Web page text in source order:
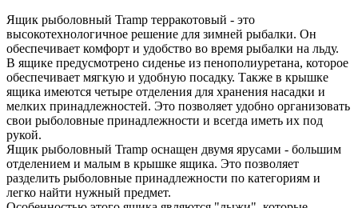
Ящик рыболовный Tramp терракотовый - это
высокотехнологичное решение для зимней рыбалки. Он
обеспечивает комфорт и удобство во время рыбалки на льду.
В ящике предусмотрено сиденье из пенополиуретана, которое
обеспечивает мягкую и удобную посадку. Также в крышке
ящика имеются четыре отделения для хранения насадки и
мелких принадлежностей. Это позволяет удобно организовать
свои рыболовные принадлежности и всегда иметь их под
рукой.
Ящик рыболовный Tramp оснащен двумя ярусами - большим
отделением и малым в крышке ящика. Это позволяет
разделить рыболовные принадлежности по категориям и
легко найти нужный предмет.